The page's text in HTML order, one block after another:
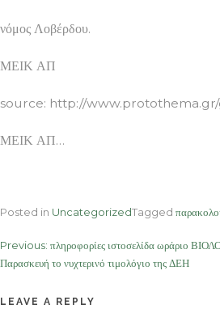
νόμος Λοβέρδου.
ΜΕΙΚ ΑΠ
source: http://
ΜΕΙΚ ΑΠ…
Posted in UncategorizedTagged
Post
navigation
Previous: πληροφορίες ιστοσελίδα ωράριο
Παρασκευή το νυχτερινό τιμολόγιο της ΔΕΗ
LEAVE A REPLY